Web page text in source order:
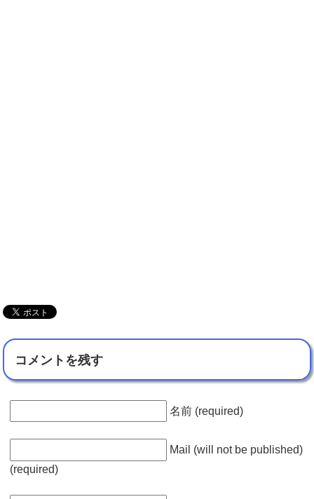
コメントを残す
名前 (required)
Mail (will not be published)
(required)